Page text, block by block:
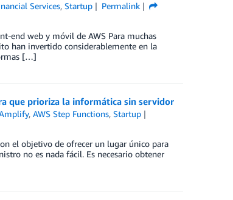
Services,Startup
Permalink
end web y móvil de AWS Para muchas
han invertido considerablemente en la
[…]
que prioriza la informática sin servidor
,AWS Step Functions,Startup
el objetivo de ofrecer un lugar único para
no es nada fácil. Es necesario obtener